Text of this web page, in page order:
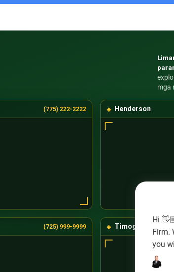
mga
(775) 222-2222 Henderson
(725) 999-9999 Timog-Kanlurang
Hi
Firm.
you